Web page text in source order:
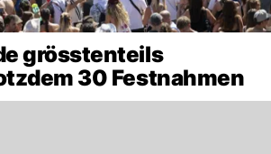
grösstenteils
30 Festnahmen